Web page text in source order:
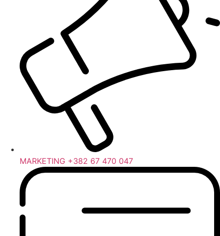
MARKETING +382 67 470 047